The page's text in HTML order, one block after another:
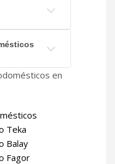
en
Teka
Balay
Fagor